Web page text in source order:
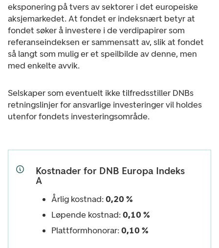
eksponering på tvers av sektorer i det europeiske
aksjemarkedet. At fondet er indeksnært betyr at
fondet søker å investere i de verdipapirer som
referanseindeksen er sammensatt av, slik at fondet
så langt som mulig er et speilbilde av denne, men
med enkelte avvik.
Selskaper som eventuelt ikke tilfredsstiller DNBs
retningslinjer for ansvarlige investeringer vil holdes
utenfor fondets investeringsområde.
Kostnader for DNB Europa Indeks
A
Årlig kostnad: 0,20 %
Løpende kostnad: 0,10 %
Plattformhonorar: 0,10 %